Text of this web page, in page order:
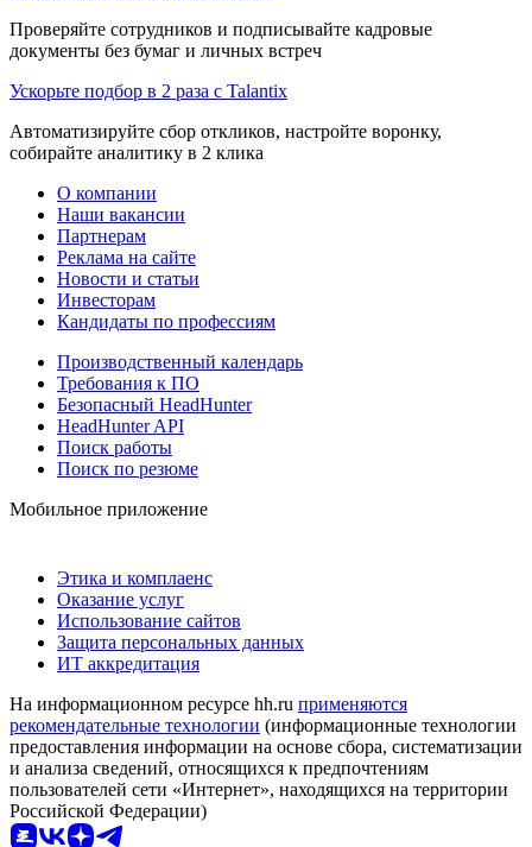
Проверяйте сотрудников и подписывайте кадровые
документы без бумаг и личных встреч
Ускорьте подбор в 2 раза с Talantix
Автоматизируйте сбор откликов, настройте воронку,
собирайте аналитику в 2 клика
О компании
Наши вакансии
Партнерам
Реклама на сайте
Новости и статьи
Инвесторам
Кандидаты по профессиям
Производственный календарь
Требования к ПО
Безопасный HeadHunter
HeadHunter API
Поиск работы
Поиск по резюме
Мобильное приложение
Этика и комплаенс
Оказание услуг
Использование сайтов
Защита персональных данных
ИТ аккредитация
На информационном ресурсе hh.ru применяются
рекомендательные технологии (информационные технологии
предоставления информации на основе сбора, систематизации
и анализа сведений, относящихся к предпочтениям
пользователей сети «Интернет», находящихся на территории
Российской Федерации)